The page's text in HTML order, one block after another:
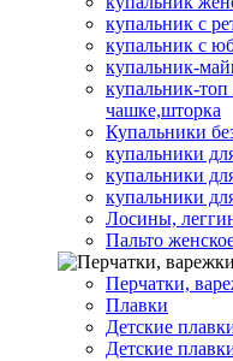
купальник с
купальник с
купальник-
купальник-
чашке,шторка
Купальники
купальники
купальники
купальники
Лосины,
Пальто
Перчатки,
Плавки
Детские
Детские